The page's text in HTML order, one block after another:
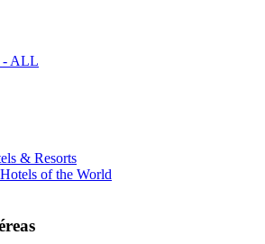
- ALL
& Resorts
of the World